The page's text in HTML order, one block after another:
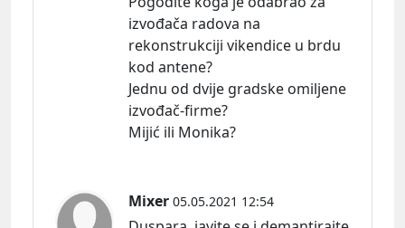
izvođača radova na
rekonstrukciji vikendice u brdu
kod antene?
Jednu od dvije gradske omiljene
izvođač-firme?
Mijić ili Monika?
Mixer 05.05.2021 12:54